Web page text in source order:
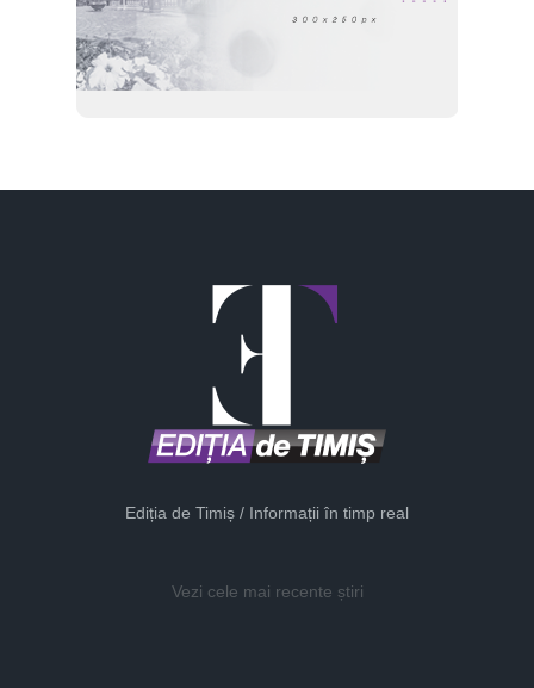
Ediția de Timiș / Informații în timp real
Vezi cele mai recente știri